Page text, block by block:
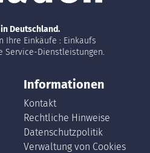
Deutschland.
Ihre Einkäufe : Einkaufs
Service-Dienstleistungen.
Informationen
Kontakt
Rechtliche Hinweise
Datenschutzpolitik
Verwaltung von Cookies